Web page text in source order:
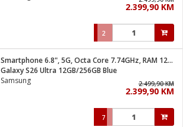
2.399,90 KM
2
Smartphone 6.8", 5G, Octa Core 7.74GHz, RAM 12GB, 200Mpixel
Galaxy S26 Ultra 12GB/256GB Blue
Samsung
2.499,90 KM
2.399,90 KM
7